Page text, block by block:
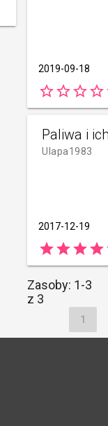
2019-09-18
star_borderstar_borderstar_borderstar_border
Paliwa i
Ulapa1983
2017-12-19
starstarstarstar
Zasoby: 1-3
z 3
1